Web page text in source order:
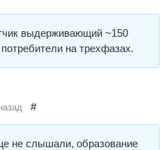
выдерживающий ~150
на трехфазах.
#
не слышали, образование